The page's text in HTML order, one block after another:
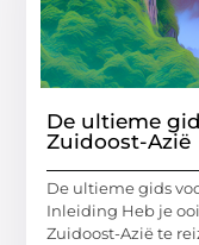
De ultieme
Zuidoost-Azië
De ultieme gids
Inleiding Heb je
Zuidoost-Azië te